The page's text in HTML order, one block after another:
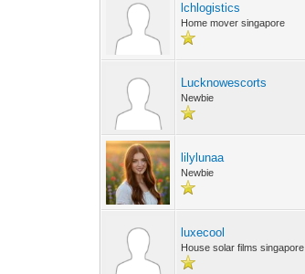
lchlogistics
Home mover singapore
Lucknowescorts
Newbie
lilylunaa
Newbie
luxecool
House solar films singapore